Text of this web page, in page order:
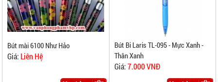
Bút mài 6100 Như Hảo
Giá: Liên Hệ
Bút Bi Laris TL-095 - Mực Xanh -
Thân Xanh
Giá:7.000 VNĐ